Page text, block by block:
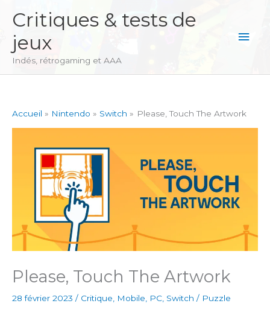
contenu
Critiques & tests de
jeux
Indés, rétrogaming et AAA
Accueil Nintendo Switch Please, Touch The Artwork
Please, Touch The Artwork
28 février 2023 / Critique Mobile PC Switch / Puzzle